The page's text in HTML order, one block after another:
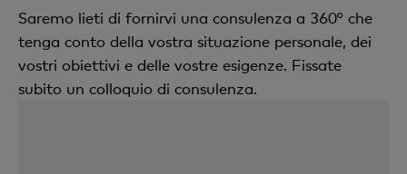
Saremo lieti di fornirvi una consulenza a 360° che
tenga conto della vostra situazione personale, dei
vostri obiettivi e delle vostre esigenze. Fissate
subito un colloquio di consulenza.